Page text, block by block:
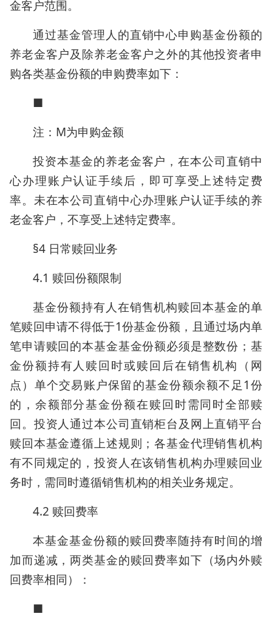
金客户范围。
通过基金管理人的直销中心申购基金份额的
养老金客户及除养老金客户之外的其他投资者申
购各类基金份额的申购费率如下：
■
注：M为申购金额
投资本基金的养老金客户，在本公司直销中
心办理账户认证手续后，即可享受上述特定费
率。未在本公司直销中心办理账户认证手续的养
老金客户，不享受上述特定费率。
§4 日常赎回业务
4.1 赎回份额限制
基金份额持有人在销售机构赎回本基金的单
笔赎回申请不得低于1份基金份额，且通过场内单
笔申请赎回的本基金基金份额必须是整数份；基
金份额持有人赎回时或赎回后在销售机构（网
点）单个交易账户保留的基金份额余额不足1份
的，余额部分基金份额在赎回时需同时全部赎
回。投资人通过本公司直销柜台及网上直销平台
赎回本基金遵循上述规则；各基金代理销售机构
有不同规定的，投资人在该销售机构办理赎回业
务时，需同时遵循销售机构的相关业务规定。
4.2 赎回费率
本基金基金份额的赎回费率随持有时间的增
加而递减，两类基金的赎回费率如下（场内外赎
回费率相同）：
■